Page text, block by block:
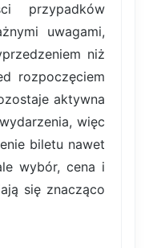
przypadków
uwagami,
niż
rozpoczęciem
aktywna
więc
biletu nawet
wybór, cena i
się znacząco